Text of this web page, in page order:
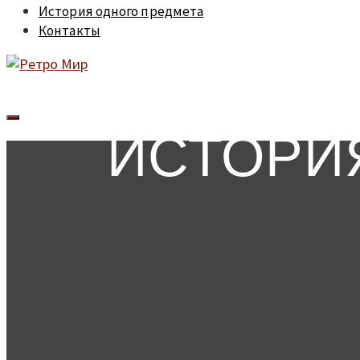
История одного предмета
Контакты